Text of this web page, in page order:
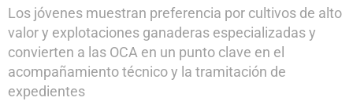
Los jóvenes muestran preferencia por cultivos de alto
valor y explotaciones ganaderas especializadas y
convierten a las OCA en un punto clave en el
acompañamiento técnico y la tramitación de
expedientes